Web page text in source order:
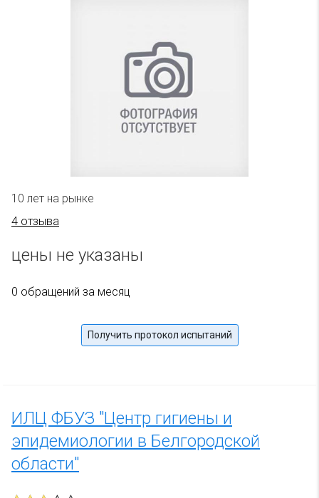
10 лет на рынке
4 отзыва
цены не указаны
0 обращений за месяц
Получить протокол испытаний
ИЛЦ ФБУЗ "Центр гигиены и
эпидемиологии в Белгородской
области"